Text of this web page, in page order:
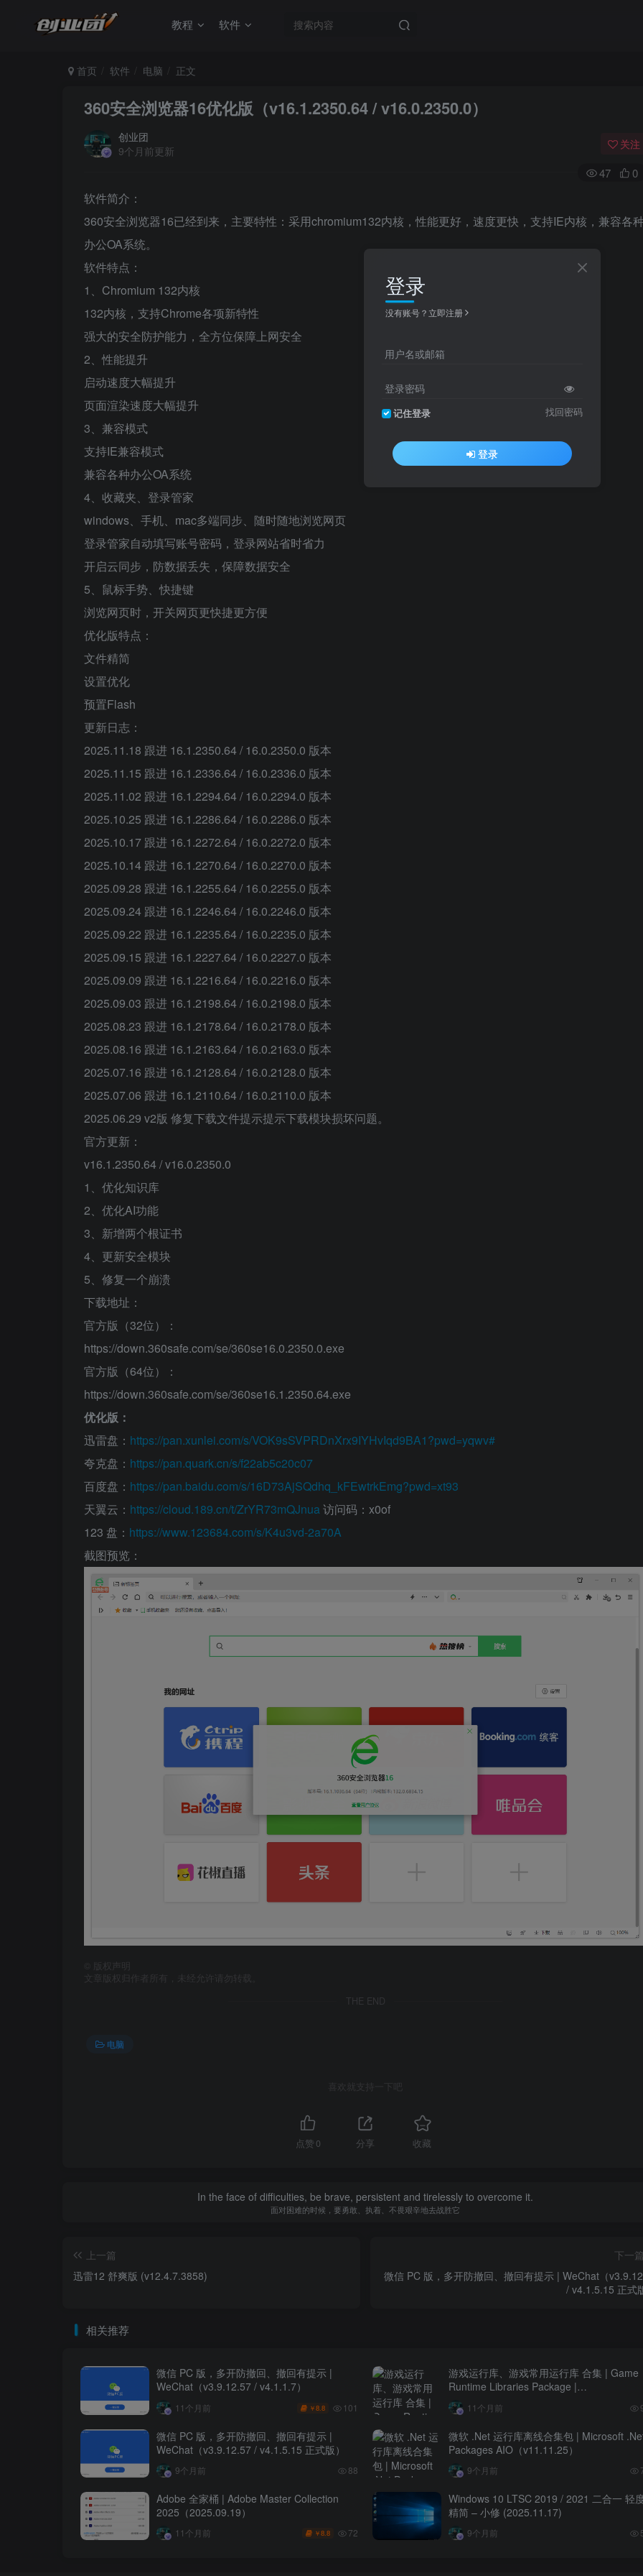
教程 软件
首页 软件 电脑 正文
360安全浏览器16优化版（v16.1.2350.64 / v16.0.2350.0）
创业团
9个月前更新
关注
47 0
软件简介：
360安全浏览器16已经到来，主要特性：采用chromium132内核，性能更好，速度更快，支持IE内核，兼容各
办公OA系统。
软件特点：
1、Chromium 132内核
132内核，支持Chrome各项新特性
强大的安全防护能力，全方位保障上网安全
2、性能提升
启动速度大幅提升
页面渲染速度大幅提升
3、兼容模式
支持IE兼容模式
兼容各种办公OA系统
4、收藏夹、登录管家
windows、手机、mac多端同步、随时随地浏览网页
登录管家自动填写账号密码，登录网站省时省力
开启云同步，防数据丢失，保障数据安全
5、鼠标手势、快捷键
浏览网页时，开关网页更快捷更方便
优化版特点：
文件精简
设置优化
预置Flash
更新日志：
2025.11.18 跟进 16.1.2350.64 / 16.0.2350.0 版本
2025.11.15 跟进 16.1.2336.64 / 16.0.2336.0 版本
2025.11.02 跟进 16.1.2294.64 / 16.0.2294.0 版本
2025.10.25 跟进 16.1.2286.64 / 16.0.2286.0 版本
2025.10.17 跟进 16.1.2272.64 / 16.0.2272.0 版本
2025.10.14 跟进 16.1.2270.64 / 16.0.2270.0 版本
2025.09.28 跟进 16.1.2255.64 / 16.0.2255.0 版本
2025.09.24 跟进 16.1.2246.64 / 16.0.2246.0 版本
2025.09.22 跟进 16.1.2235.64 / 16.0.2235.0 版本
2025.09.15 跟进 16.1.2227.64 / 16.0.2227.0 版本
2025.09.09 跟进 16.1.2216.64 / 16.0.2216.0 版本
2025.09.03 跟进 16.1.2198.64 / 16.0.2198.0 版本
2025.08.23 跟进 16.1.2178.64 / 16.0.2178.0 版本
2025.08.16 跟进 16.1.2163.64 / 16.0.2163.0 版本
2025.07.16 跟进 16.1.2128.64 / 16.0.2128.0 版本
2025.07.06 跟进 16.1.2110.64 / 16.0.2110.0 版本
2025.06.29 v2版 修复下载文件提示提示下载模块损坏问题。
官方更新：
v16.1.2350.64 / v16.0.2350.0
1、优化知识库
2、优化AI功能
3、新增两个根证书
4、更新安全模块
5、修复一个崩溃
下载地址：
官方版（32位）：
https://down.360safe.com/se/360se16.0.2350.0.exe
官方版（64位）：
https://down.360safe.com/se/360se16.1.2350.64.exe
优化版：
迅雷盘： https://pan.xunlei.com/s/VOK9sSVPRDnXrx9IYHvIqd9BA1?pwd=yqwv#
夸克盘： https://pan.quark.cn/s/f22ab5c20c07
百度盘： https://pan.baidu.com/s/16D73AjSQdhq_kFEwtrkEmg?pwd=xt93
天翼云： https://cloud.189.cn/t/ZrYR73mQJnua访问码：x0of
123 盘： https://www.123684.com/s/K4u3vd-2a70A
截图预览：
版权声明
文章版权归作者所有，未经允许请勿转载。
THE END
电脑
喜欢就支持一下吧
点赞 0 分享 收藏
In the face of difficulties, be brave, persistent and tirelessly to overcome it.
面对困难的时候，要勇敢、执着、不畏艰辛地去战胜它
上一篇
迅雷12 舒爽版 (v12.4.7.3858)
下一
微信 PC 版，多开防撤回、撤回有提示 | WeChat（
/ v4.1.5.15 正式
相关推荐
微信 PC 版，多开防撤回、撤回有提示 |
WeChat（v3.9.12.57 / v4.1.1.7）
11个月前 ￥8.8 101
游戏运行库、游戏常用运行库 合集 | Game
Runtime Libraries Package |
GRLPackage（v6.8.25.0914）
11个月前
微信 PC 版，多开防撤回、撤回有提示 |
WeChat（v3.9.12.57 / v4.1.5.15 正式版）
9个月前 88
微软 .Net 运行库离线合集包 | Microsoft
Packages AIO（v11.11.25）
9个月前
Adobe 全家桶 | Adobe Master Collection
2025（2025.09.19）
11个月前 ￥8.8 72
Windows 10 LTSC 2019 / 2021 二合一 轻
精简 – 小修 (2025.11.17)
9个月前
登录
没有账号？立即注册
用户名或邮箱
登录密码
记住登录 找回密码
登录